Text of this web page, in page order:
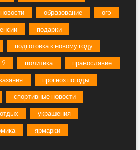
новости образование огэ
подарки
подготовка к новому году
политика православие
прогноз погоды
спортивные новости
украшения
ярмарки